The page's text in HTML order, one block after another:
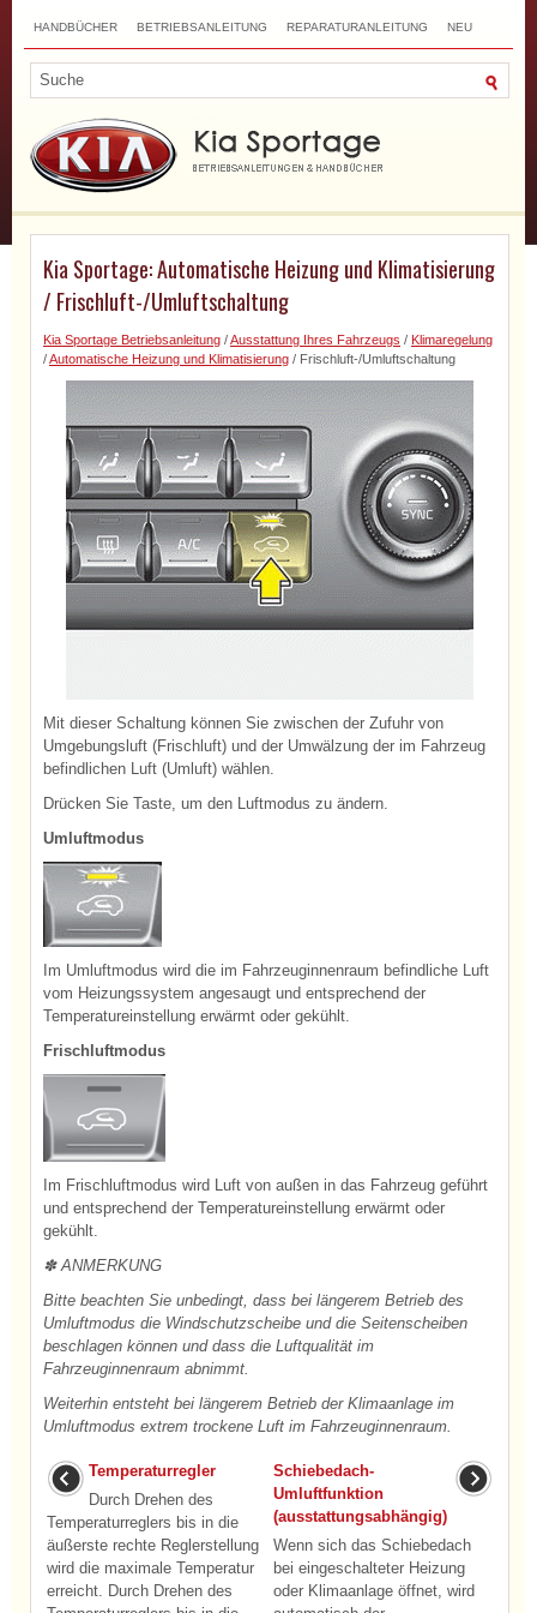
HANDBÜCHER BETRIEBSANLEITUNG REPARATURANLEITUNG NEU
Kia Sportage: Automatische Heizung und Klimatisierung
/ Frischluft-/Umluftschaltung
Kia Sportage Betriebsanleitung /Ausstattung Ihres Fahrzeugs / Klimaregelung
/Automatische Heizung und Klimatisierung / Frischluft-/Umluftschaltung
Mit dieser Schaltung können Sie zwischen der Zufuhr von
Umgebungsluft (Frischluft) und der Umwälzung der im Fahrzeug
befindlichen Luft (Umluft) wählen.
Drücken Sie Taste, um den Luftmodus zu ändern.
Umluftmodus
Im Umluftmodus wird die im Fahrzeuginnenraum befindliche Luft
vom Heizungssystem angesaugt und entsprechend der
Temperatureinstellung erwärmt oder gekühlt.
Frischluftmodus
Im Frischluftmodus wird Luft von außen in das Fahrzeug geführt
und entsprechend der Temperatureinstellung erwärmt oder
gekühlt.
✽ ANMERKUNG
Bitte beachten Sie unbedingt, dass bei längerem Betrieb des
Umluftmodus die Windschutzscheibe und die Seitenscheiben
beschlagen können und dass die Luftqualität im
Fahrzeuginnenraum abnimmt.
Weiterhin entsteht bei längerem Betrieb der Klimaanlage im
Umluftmodus extrem trockene Luft im Fahrzeuginnenraum.
Temperaturregler
Durch Drehen des
Temperaturreglers bis in die
äußerste rechte Reglerstellung
wird die maximale Temperatur
erreicht. Durch Drehen des
Schiebedach-
Umluftfunktion
(ausstattungsabhängig)
Wenn sich das Schiebedach
bei eingeschalteter Heizung
oder Klimaanlage öffnet, wird